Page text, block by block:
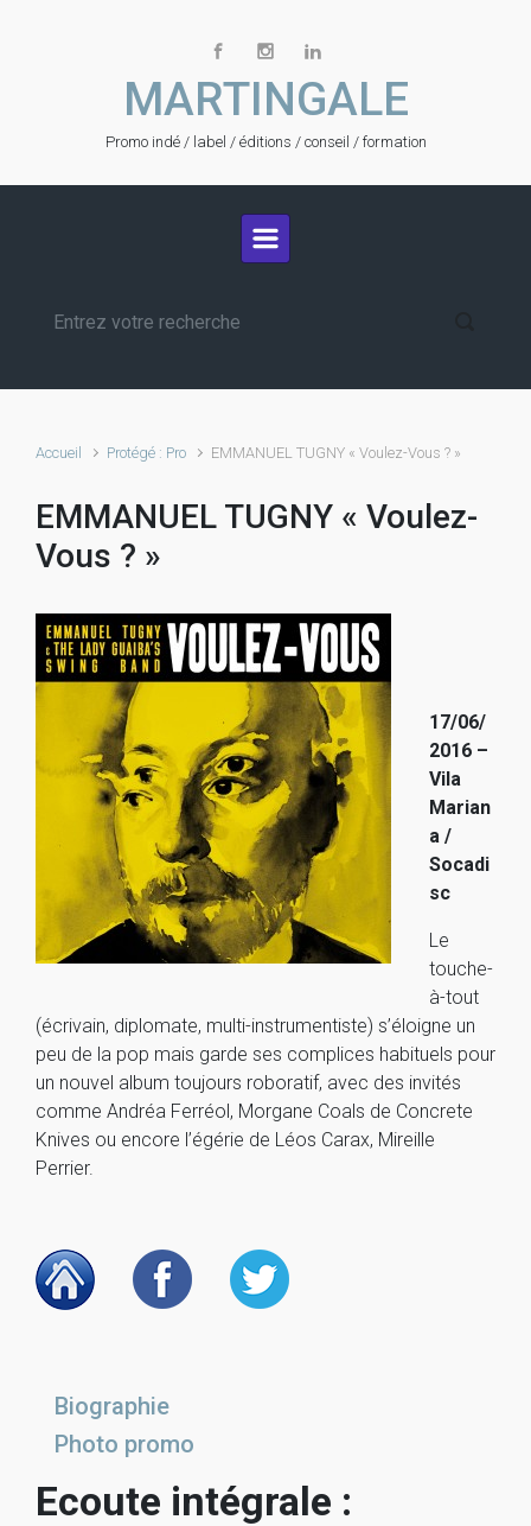
MARTINGALE
Promo indé / label / éditions / conseil / formation
Accueil Protégé : Pro EMMANUEL TUGNY « Voulez-Vous ? »
EMMANUEL TUGNY « Voulez-
Vous ? »
17/06/
2016 –
Vila
Marian
a /
Socadi
sc
Le
touche-
à-tout
(écrivain, diplomate, multi-instrumentiste) s’éloigne un
peu de la pop mais garde ses complices habituels pour
un nouvel album toujours roboratif, avec des invités
comme Andréa Ferréol, Morgane Coals de Concrete
Knives ou encore l’égérie de Léos Carax, Mireille
Perrier.
Biographie
Photo promo
Ecoute intégrale :